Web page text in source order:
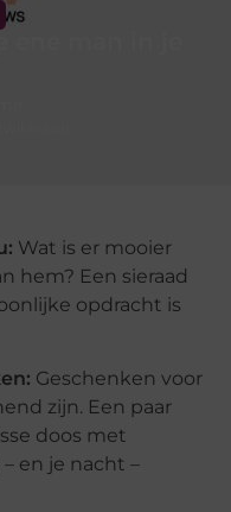
Wat is er mooier
hem? Een sieraad
opdracht is
Geschenken voor
zijn. Een paar
doos met
en je nacht –